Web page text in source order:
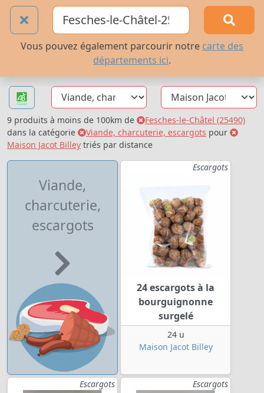
Vous pouvez également parcourir notre carte des
départements ici.
9 produits à moins de 100km de
Fesches-le-Châtel (25490)
dans la catégorie
Viande, charcuterie, escargots pour
Maison Jacot Billey triés par distance
Viande,
charcuterie,
escargots
Escargots
24 escargots à la
bourguignonne
surgelé
24 u
Maison Jacot Billey
Escargots Escargots